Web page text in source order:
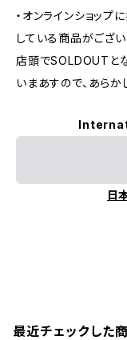
・オンラインショッ
している商品がござい
店頭でSOLDOUTと
いまあすので、あらか
日
最近チェックした